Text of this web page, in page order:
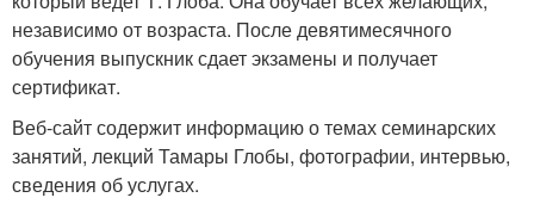
независимо от возраста. После девятимесячного
обучения выпускник сдает экзамены и получает
сертификат.
Веб-сайт содержит информацию о темах семинарских
занятий, лекций Тамары Глобы, фотографии, интервью,
сведения об услугах.